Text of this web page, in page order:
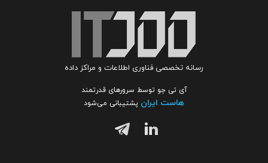
رسانه تخصصی فناوری اطلاعات و مراکز داده
آی تی جو توسط سرورهای قدرتمند
هاست ایران پشتیبانی می‌شود